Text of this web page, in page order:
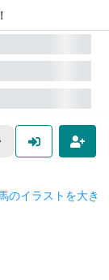
のイラストを大き